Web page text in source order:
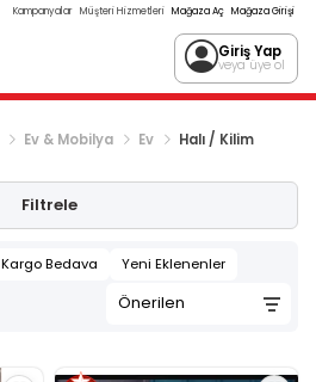
Kampanyalar Müşteri Hizmetleri Mağaza Aç Mağaza Girişi
Giriş Yap
veya üye ol
2 Ev & Mobilya Ev Halı / Kilim
Filtrele
Kargo Bedava Yeni Eklenenler